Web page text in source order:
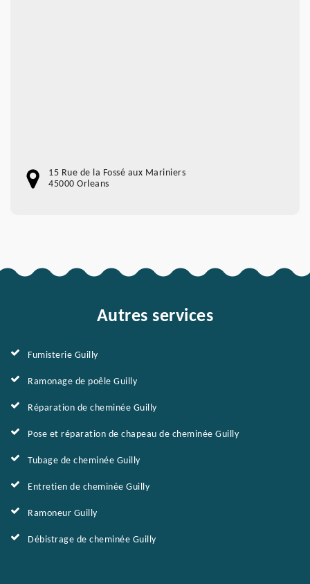
15 Rue de la Fossé aux Mariniers
45000 Orleans
Autres services
Fumisterie Guilly
Ramonage de poêle Guilly
Réparation de cheminée Guilly
Pose et réparation de chapeau de cheminée Guilly
Tubage de cheminée Guilly
Entretien de cheminée Guilly
Ramoneur Guilly
Débistrage de cheminée Guilly